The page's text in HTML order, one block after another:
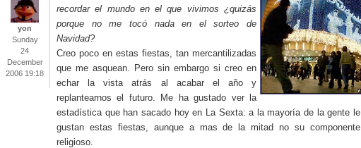
yon
Sunday
24
December
2006 19:18
recordar el mundo en el que vivimos ¿quizás
porque no me tocó nada en el sorteo de
Navidad?
Creo poco en estas fiestas, tan mercantilizadas
que me asquean. Pero sin embargo si creo en
echar la vista atrás al acabar el año y
replantearnos el futuro. Me ha gustado ver la
estadística que han sacado hoy en La Sexta: a la mayoría de la gente le
gustan estas fiestas, aunque a mas de la mitad no su componente
religioso.